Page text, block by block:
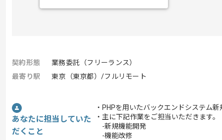
契約形態
業務委託（フリーランス）
最寄り駅
東京（東京都）/フルリモート
あなたに担当していた
だくこと
・PHPを用いたバックエンドシステム
・主に下記作業をご担当いただきます。
-新規機能開発
-機能改修